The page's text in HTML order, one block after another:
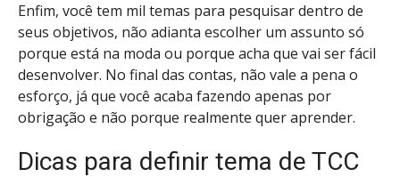
Enfim, você tem mil temas para pesquisar dentro de
seus objetivos, não adianta escolher um assunto só
porque está na moda ou porque acha que vai ser fácil
desenvolver. No final das contas, não vale a pena o
esforço, já que você acaba fazendo apenas por
obrigação e não porque realmente quer aprender.
Dicas para definir tema de TCC